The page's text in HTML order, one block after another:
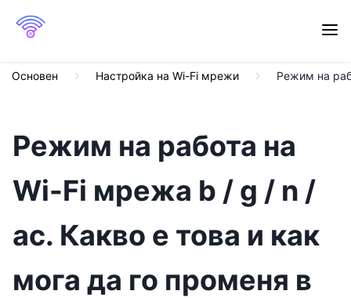
Основен Настройка на Wi-Fi мрежи Режим на
Режим на работа на
Wi-Fi мрежа b / g / n /
ac. Какво е това и как
мога да го променя в